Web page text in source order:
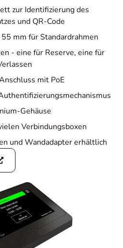
zur Identifizierung des
und QR-Code
mm für Standardrahmen
- eine für Reserve, eine für
mit PoE
Gehäuse
Verbindungsboxen
und Wandadapter erhältlich